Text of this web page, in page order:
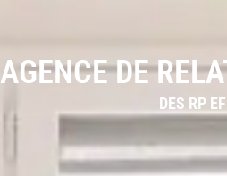
AGENCE DE
DES RP